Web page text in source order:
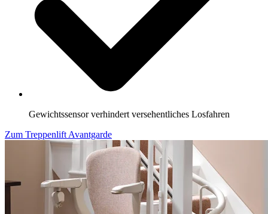
Gewichtssensor verhindert versehentliches Losfahren
Zum Treppenlift Avantgarde